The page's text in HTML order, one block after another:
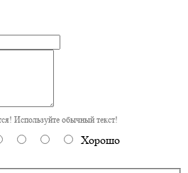
Используйте обычный текст!
Хорошо